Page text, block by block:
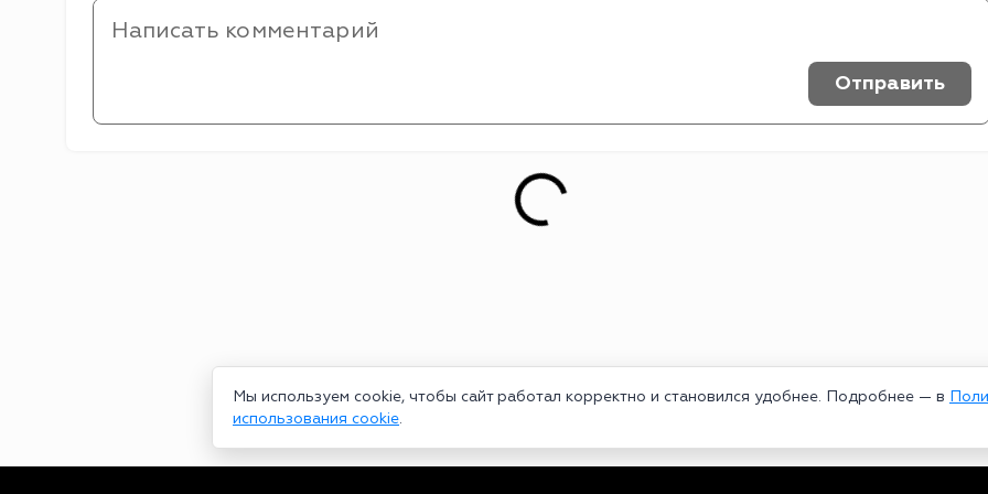
Мы используем cookie, чтобы сайт работал корректно и становился удобнее. Подробнее — в
использования cookie.
Отправить